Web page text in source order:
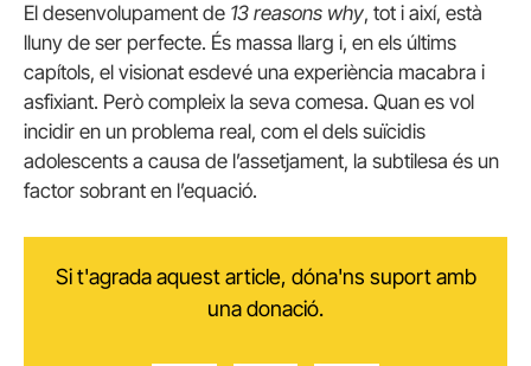
El desenvolupament de 13 reasons why, tot i així, està
lluny de ser perfecte. És massa llarg i, en els últims
capítols, el visionat esdevé una experiència macabra i
asfixiant. Però compleix la seva comesa. Quan es vol
incidir en un problema real, com el dels suïcidis
adolescents a causa de l’assetjament, la subtilesa és un
factor sobrant en l’equació.
Si t'agrada aquest article, dóna'ns suport amb
una donació.